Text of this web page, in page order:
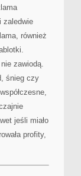
zaledwie
również
zawiodą.
śnieg czy
jeśli miało
profity,